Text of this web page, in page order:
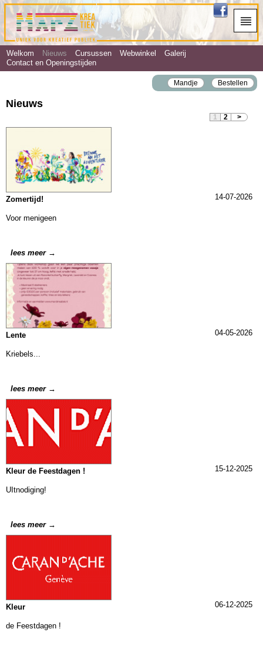
Welkom Nieuws Cursussen Webwinkel
Galerij
Contact en Openingstijden
Mandje Bestellen
Nieuws
1 2 >
14-07-2026
Zomertijd!
Voor menigeen
lees meer →
04-05-2026
Lente
Kriebels...
lees meer →
15-12-2025
Kleur de Feestdagen !
UItnodiging!
lees meer →
06-12-2025
Kleur
de Feestdagen !